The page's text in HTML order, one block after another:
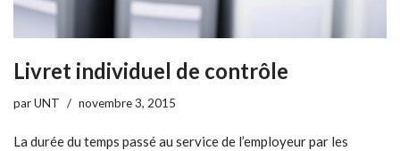
Livret individuel de contrôle
parUNT novembre 3, 2015
La durée du temps passé au service de l’employeur par les